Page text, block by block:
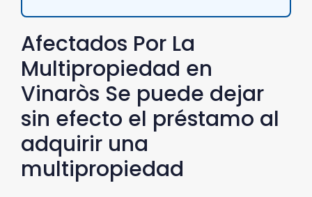
Afectados Por La
Multipropiedad en
Vinaròs Se puede dejar
sin efecto el préstamo al
adquirir una
multipropiedad